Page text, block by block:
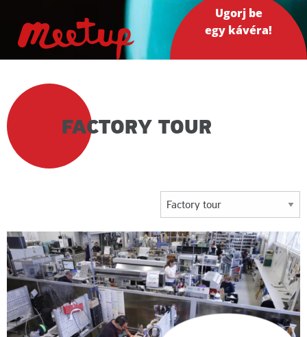
Ugorj be
egy kávéra!
LEAN
COFFEE
FACTORY TOUR